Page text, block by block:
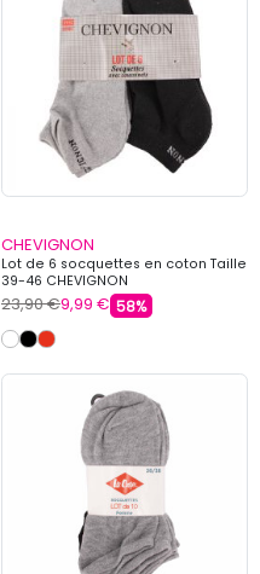
CHEVIGNON
Lot de 6 socquettes en coton Taille
39-46 CHEVIGNON
23,90 €9,99 € 58%